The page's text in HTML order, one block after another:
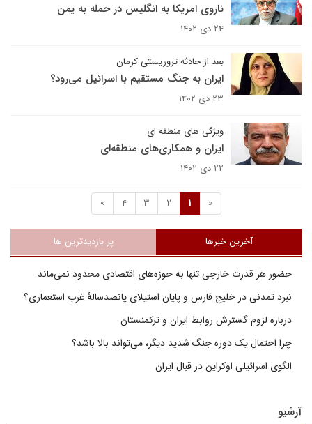
ناروی امریکا به انگلیس در حمله به یمن
۲۴ دی ۱۴۰۲
بعد از حادثه تروریستی کرمان
ایران به جنگ مستقیم با اسرائیل می‌رود؟
۲۳ دی ۱۴۰۲
ویژگی های منطقه ای
ایران و همکاری‌های منطقه‌ای
۲۲ دی ۱۴۰۲
«
1
2
3
4
»
آخرین خبرها پر بازدیدترین ها
حضور هر قدرت خارجی تنها به حوزه‌های اقتصادی محدود نمی‌ماند
نبرد تمدنی در خلیج فارس و پایان استیلای پانصدسالۀ غرب استعماری؟
درباره لزوم گسترش روابط ایران و ترکمنستان
چرا احتمال یک دوره جنگ شدید دیگر، می‌تواند بالا باشد؟
الگوی اسرائیلی اوکراین در قبال ایران
آرشیو